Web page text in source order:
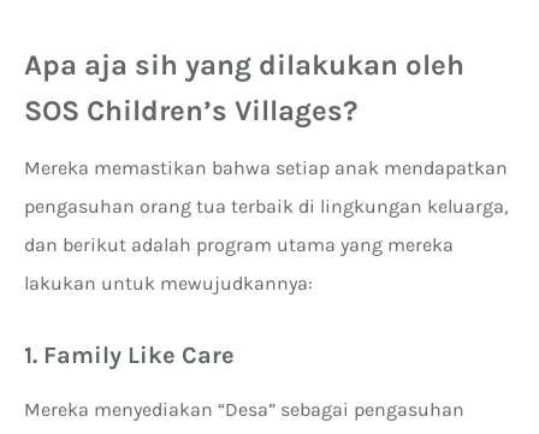
Apa aja sih yang dilakukan oleh
SOS Children’s Villages?
Mereka memastikan bahwa setiap anak mendapatkan
pengasuhan orang tua terbaik di lingkungan keluarga,
dan berikut adalah program utama yang mereka
lakukan untuk mewujudkannya:
1. Family Like Care
Mereka menyediakan “Desa” sebagai pengasuhan